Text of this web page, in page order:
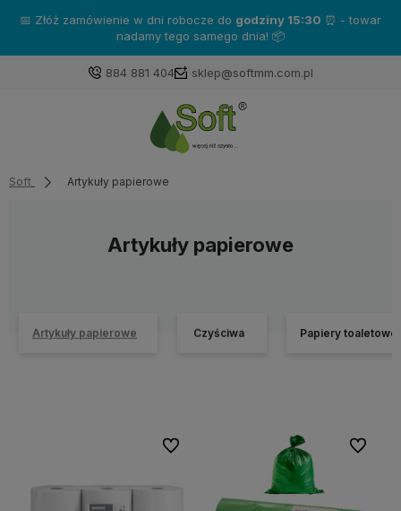
Zakup produkty markiKatrin - a otrzymasz gratisy!❤️
884 881 404 sklep@softmm.com.pl
Soft Artykuły papierowe
Artykuły papierowe
Artykuły papierowe Czyściwa Papiery toaletowe
Do ulubionych Do